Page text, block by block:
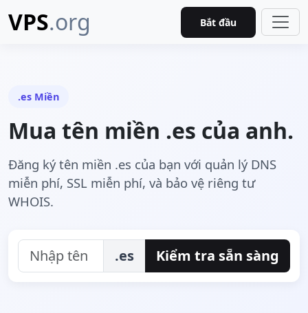
VPS.org Bắt đầu
.es Miền
Mua tên miền .es của anh.
Đăng ký tên miền .es của bạn với quản lý DNS
miễn phí, SSL miễn phí, và bảo vệ riêng tư
WHOIS.
.es Kiểm tra sẵn sàng